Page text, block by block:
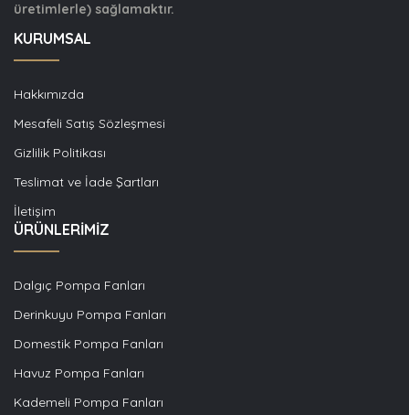
üretimlerle) sağlamaktır.
KURUMSAL
Hakkımızda
Mesafeli Satış Sözleşmesi
Gizlilik Politikası
Teslimat ve İade Şartları
İletişim
ÜRÜNLERİMİZ
Dalgıç Pompa Fanları
Derinkuyu Pompa Fanları
Domestik Pompa Fanları
Havuz Pompa Fanları
Kademeli Pompa Fanları